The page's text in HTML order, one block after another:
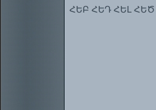
ՀԵԲ ՀԵԴ ՀԵԼ ՀԵԾ